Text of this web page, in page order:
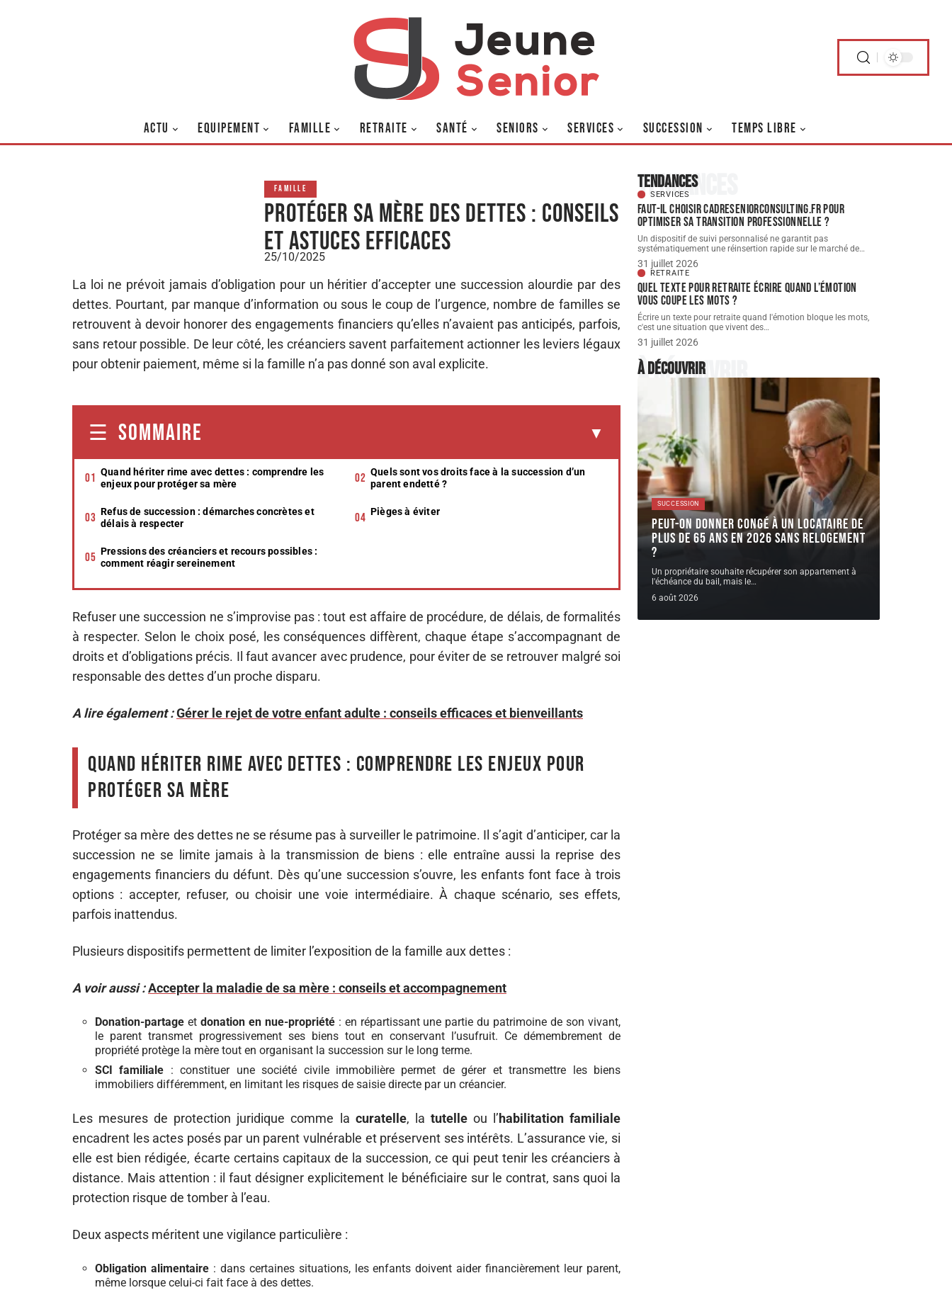
ACTU EQUIPEMENT FAMILLE RETRAITE SANTÉ SENIORS SERVICES SUCCESSION TEMPS LIBRE
FAMILLE
Protéger sa mère des dettes : conseils
et astuces efficaces
25/10/2025
La loi ne prévoit jamais d’obligation pour un héritier d’accepter une succession alourdie par des
dettes. Pourtant, par manque d’information ou sous le coup de l’urgence, nombre de familles se
retrouvent à devoir honorer des engagements financiers qu’elles n’avaient pas anticipés, parfois,
sans retour possible. De leur côté, les créanciers savent parfaitement actionner les leviers légaux
pour obtenir paiement, même si la famille n’a pas donné son aval explicite.
SOMMAIRE
Quand hériter rime avec dettes : comprendre les
enjeux pour protéger sa mère
Quels sont vos droits face à la succession d’un
parent endetté ?
Refus de succession : démarches concrètes et
délais à respecter
Pièges à éviter
Pressions des créanciers et recours possibles :
comment réagir sereinement
Refuser une succession ne s’improvise pas : tout est affaire de procédure, de délais, de formalités
à respecter. Selon le choix posé, les conséquences diffèrent, chaque étape s’accompagnant de
droits et d’obligations précis. Il faut avancer avec prudence, pour éviter de se retrouver malgré soi
responsable des dettes d’un proche disparu.
A lire également :Gérer le rejet de votre enfant adulte : conseils efficaces et bienveillants
Quand hériter rime avec dettes : comprendre les enjeux pour
protéger sa mère
Protéger sa mère des dettes ne se résume pas à surveiller le patrimoine. Il s’agit d’anticiper, car la
succession ne se limite jamais à la transmission de biens : elle entraîne aussi la reprise des
engagements financiers du défunt. Dès qu’une succession s’ouvre, les enfants font face à trois
options : accepter, refuser, ou choisir une voie intermédiaire. À chaque scénario, ses effets,
parfois inattendus.
Plusieurs dispositifs permettent de limiter l’exposition de la famille aux dettes :
A voir aussi :Accepter la maladie de sa mère : conseils et accompagnement
Donation-partage et donation en nue-propriété: en répartissant une partie du patrimoine de son vivant,
le parent transmet progressivement ses biens tout en conservant l’usufruit. Ce démembrement de
propriété protège la mère tout en organisant la succession sur le long terme.
SCI familiale : constituer une société civile immobilière permet de gérer et transmettre les biens
immobiliers différemment, en limitant les risques de saisie directe par un créancier.
Les mesures de protection juridique comme la curatelle, la tutelleou l’habilitation familiale
encadrent les actes posés par un parent vulnérable et préservent ses intérêts. L’assurance vie, si
elle est bien rédigée, écarte certains capitaux de la succession, ce qui peut tenir les créanciers à
distance. Mais attention : il faut désigner explicitement le bénéficiaire sur le contrat, sans quoi la
protection risque de tomber à l’eau.
Deux aspects méritent une vigilance particulière :
Obligation alimentaire: dans certaines situations, les enfants doivent aider financièrement leur parent,
même lorsque celui-ci fait face à des dettes.
Tendances
Tendances
SERVICES
Faut-il choisir cadreseniorconsulting.fr pour
optimiser sa transition professionnelle ?
Un dispositif de suivi personnalisé ne garantit pas
systématiquement une réinsertion rapide sur le marché de…
31 juillet 2026
RETRAITE
Quel texte pour retraite écrire quand l’émotion
vous coupe les mots ?
Écrire un texte pour retraite quand l'émotion bloque les mots,
c'est une situation que vivent des…
31 juillet 2026
À découvrir
À découvrir
SUCCESSION
Peut-on donner congé à un locataire de
plus de 65 ans en 2026 sans relogement
?
Un propriétaire souhaite récupérer son appartement à
l'échéance du bail, mais le…
6 août 2026